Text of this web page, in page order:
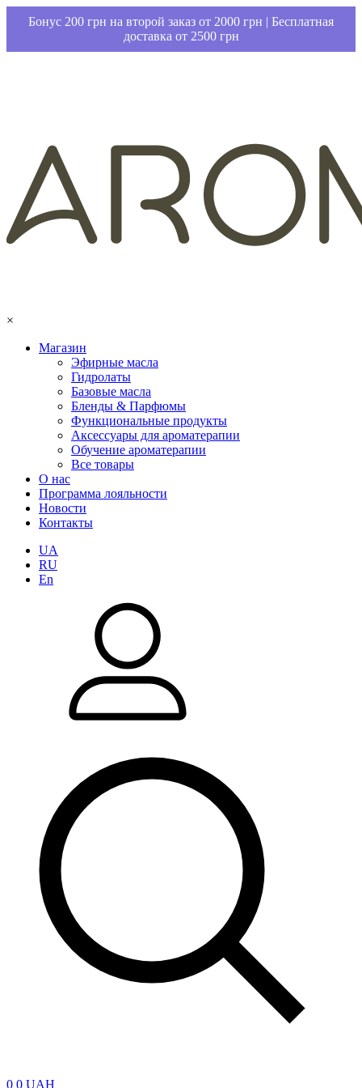
Бонус 200 грн на второй заказ от 2000 грн | Бесплатная
доставка от 2500 грн
×
Магазин
Эфирные масла
Гидролаты
Базовые масла
Бленды & Парфюмы
Функциональные продукты
Аксессуары для ароматерапии
Обучение ароматерапии
Все товары
О нас
Программа лояльности
Новости
Контакты
UA
RU
En
0 0 UAH